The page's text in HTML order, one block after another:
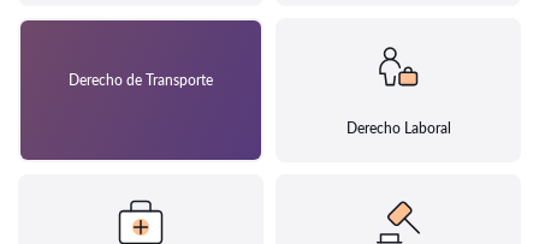
Derecho de Transporte
Derecho Laboral